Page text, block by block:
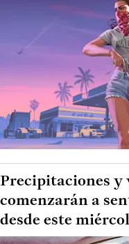
Precipitaciones y
comenzarán a
desde este